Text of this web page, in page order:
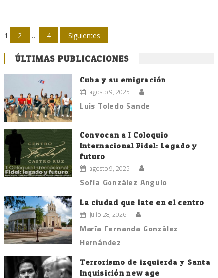
Navegación
de
entradas
1 2 … 4 Siguientes
ÚLTIMAS PUBLICACIONES
Cuba y su emigración
agosto 9, 2026
Luis Toledo Sande
Convocan a I Coloquio
Internacional Fidel: Legado y
futuro
agosto 9, 2026
Sofía González Angulo
La ciudad que late en el centro
julio 28, 2026
María Fernanda González
Hernández
Terrorismo de izquierda y Santa
Inquisición new age